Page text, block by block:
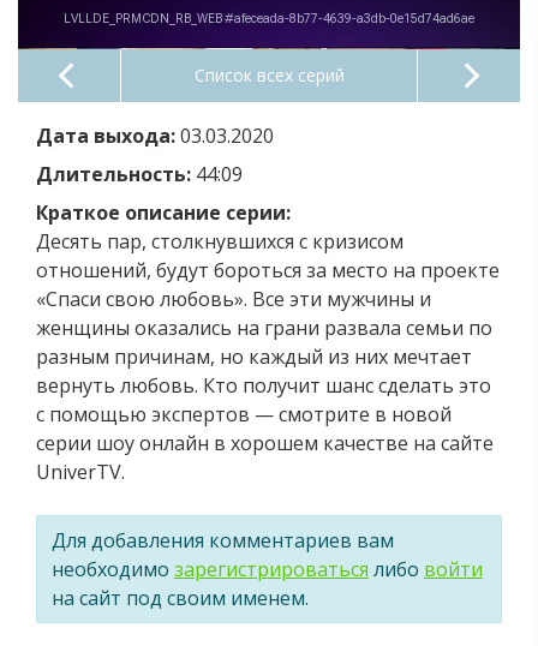
Список всех серий
Дата выхода:03.03.2020
Длительность: 44:09
Краткое описание серии:
Десять пар, столкнувшихся с кризисом
отношений, будут бороться за место на проекте
«Спаси свою любовь». Все эти мужчины и
женщины оказались на грани развала семьи по
разным причинам, но каждый из них мечтает
вернуть любовь. Кто получит шанс сделать это
с помощью экспертов — смотрите в новой
серии шоу онлайн в хорошем качестве на сайте
UniverTV.
Для добавления комментариев вам
необходимо зарегистрироваться либо войти
на сайт под своим именем.